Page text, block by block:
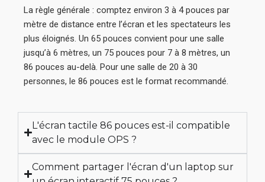
La règle générale : comptez environ 3 à 4 pouces par
mètre de distance entre l’écran et les spectateurs les
plus éloignés. Un 65 pouces convient pour une salle
jusqu’à 6 mètres, un 75 pouces pour 7 à 8 mètres, un
86 pouces au-delà. Pour une salle de 20 à 30
personnes, le 86 pouces est le format recommandé.
L'écran tactile 86 pouces est-il compatible
avec le module OPS ?
Comment partager l'écran d'un laptop sur